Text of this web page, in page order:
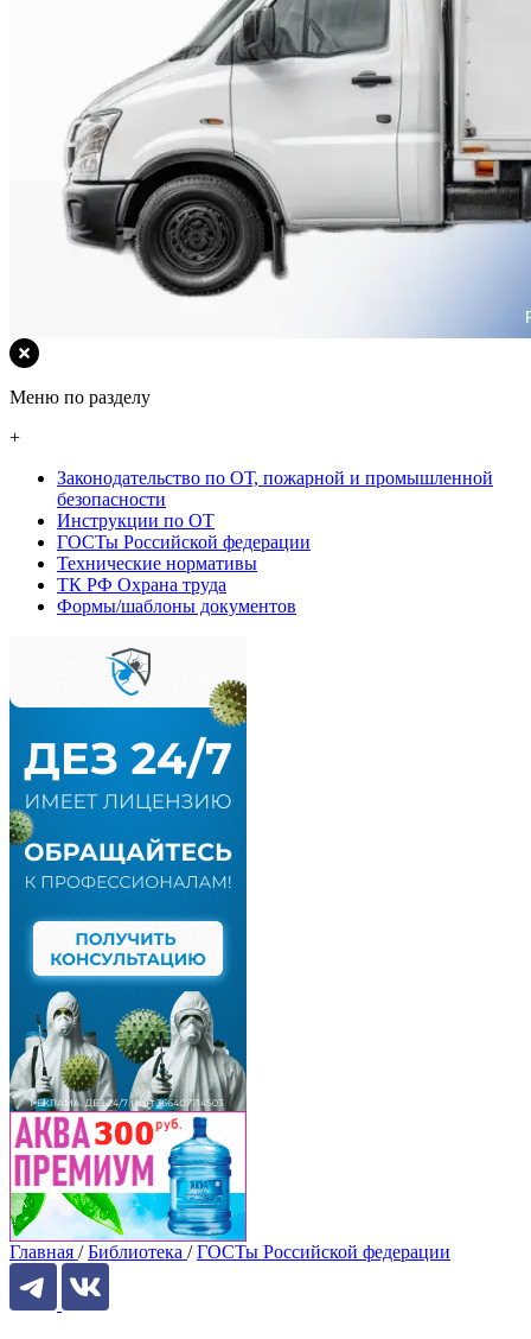
Меню по разделу
+
Законодательство по ОТ, пожарной и промышленной
безопасности
Инструкции по ОТ
ГОСТы Российской федерации
Технические нормативы
ТК РФ Охрана труда
Формы/шаблоны документов
Главная / Библиотека / ГОСТы Российской федерации